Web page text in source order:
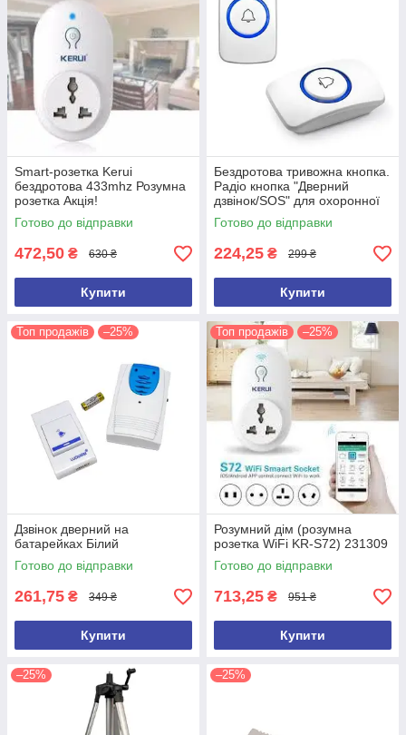
Smart-розетка Kerui
бездротова 433mhz Розумна
розетка Акція!
Готово до відправки
472,50 ₴ 630 ₴
Купити
Бездротова тривожна кнопка.
Радіо кнопка "Дверний
дзвінок/SOS" для охоронної
сигналізації.Кнопка KERUI F
51
Готово до відправки
224,25 ₴ 299 ₴
Купити
Топ продажів –25%
Дзвінок дверний на
батарейках Білий
Готово до відправки
261,75 ₴ 349 ₴
Купити
Топ продажів –25%
Розумний дім (розумна
розетка WiFi KR-S72) 231309
Готово до відправки
713,25 ₴ 951 ₴
Купити
–25% –25%